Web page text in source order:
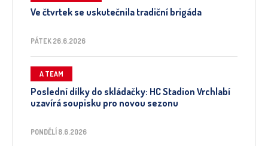
Ve čtvrtek se uskutečnila tradiční brigáda
PÁTEK 26.6.2026
A TEAM
Poslední dílky do skládačky: HC Stadion Vrchlabí
uzavírá soupisku pro novou sezonu
PONDĚLÍ 8.6.2026